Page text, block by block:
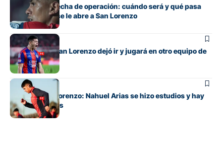
Barrios tiene fecha de operación: cuándo será y qué pasa
con cupo que se le abre a San Lorenzo
Fútbol
El lateral que San Lorenzo dejó ir y jugará en otro equipo de
Primera
Fútbol
Alivio en San Lorenzo: Nahuel Arias se hizo estudios y hay
buenas noticias